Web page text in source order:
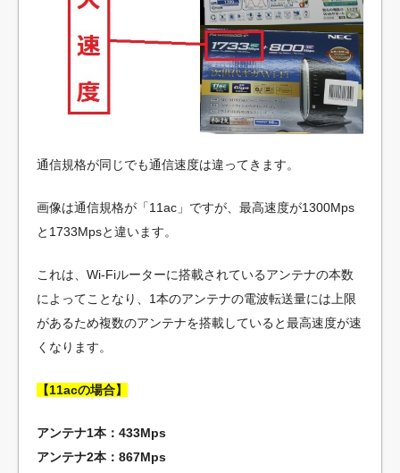
通信規格が同じでも通信速度は違ってきます。
画像は通信規格が「11ac」ですが、最高速度が1300Mps
と1733Mpsと違います。
これは、Wi-Fiルーターに搭載されているアンテナの本数
によってことなり、1本のアンテナの電波転送量には上限
があるため複数のアンテナを搭載していると最高速度が速
くなります。
【11acの場合】
アンテナ1本：433Mps
アンテナ2本：867Mps